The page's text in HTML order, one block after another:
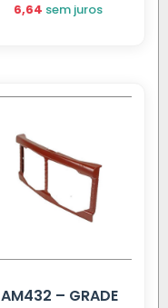
6,64 sem juros
AM432 – GRADE